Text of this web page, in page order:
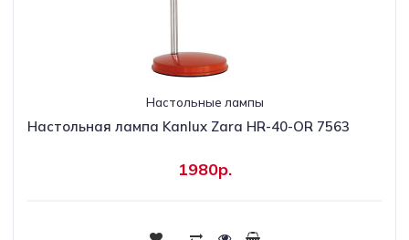
Настольные лампы
Настольная лампа Kanlux Zara HR-40-OR 7563
1980р.